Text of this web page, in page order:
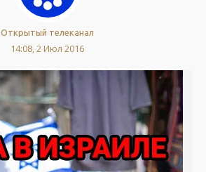
Открытый телеканал
14:08, 2 Июл 2016